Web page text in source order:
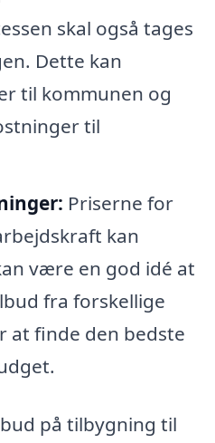
skal også tages
Dette kan
til kommunen og
til
Priserne for
kan
være en god idé at
fra forskellige
at finde den bedste
på tilbygning til